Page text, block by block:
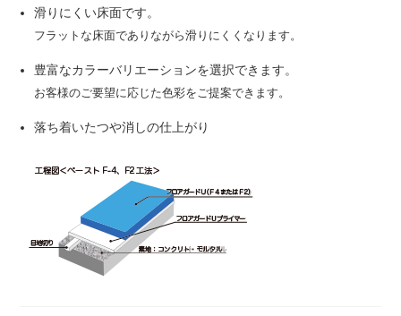
滑りにくい床面です。
フラットな床面でありながら滑りにくくなります。
豊富なカラーバリエーションを選択できます。
お客様のご要望に応じた色彩をご提案できます。
落ち着いたつや消しの仕上がり